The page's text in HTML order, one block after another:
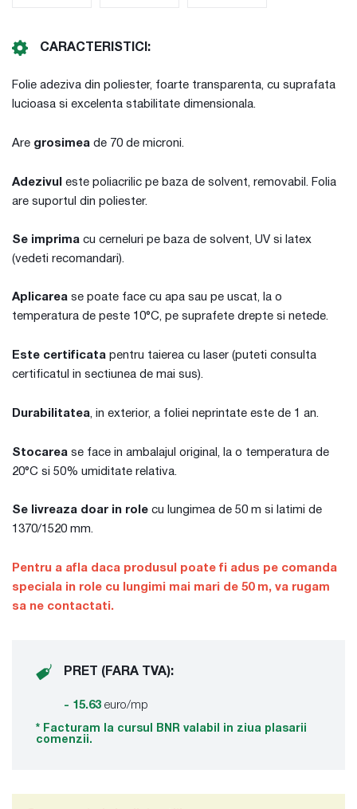
CARACTERISTICI:
Folie adeziva din poliester, foarte transparenta, cu suprafata
lucioasa si excelenta stabilitate dimensionala.
Are grosimea de 70 de microni.
Adezivul este poliacrilic pe baza de solvent, removabil. Folia
are suportul din poliester.
Se imprima cu cerneluri pe baza de solvent, UV si latex
(vedeti recomandari).
Aplicarea se poate face cu apa sau pe uscat, la o
temperatura de peste 10°C, pe suprafete drepte si netede.
Este certificata pentru taierea cu laser (puteti consulta
certificatul in sectiunea de mai sus).
Durabilitatea, in exterior, a foliei neprintate este de 1 an.
Stocarea se face in ambalajul original, la o temperatura de
20°C si 50% umiditate relativa.
Se livreaza doar in role cu lungimea de 50 m si latimi de
1370/1520 mm.
Pentru a afla daca produsul poate fi adus pe comanda
speciala in role cu lungimi mai mari de 50 m, va rugam
sa ne contactati.
PRET (FARA TVA):
- 15.63 euro/mp
* Facturam la cursul BNR valabil in ziua plasarii
comenzii.